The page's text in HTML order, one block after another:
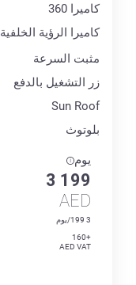
كاميرا 360
كاميرا الرؤية الخلفية
مثبت السرعة
زر التشغيل بالدفع
Sun Roof
بلوتوث
يوم
3 199
AED
3 199/يوم
+160
AED VAT